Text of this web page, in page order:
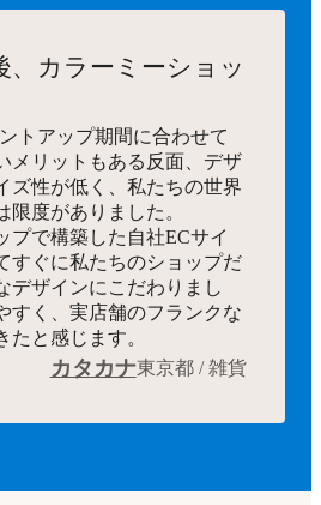
、カラーミーショッ
トアップ期間に合わせて
メリットもある反面、デザ
ズ性が低く、私たちの世界
限度がありました。
プで構築した自社ECサイ
すぐに私たちのショップだ
デザインにこだわりまし
すく、実店舗のフランクな
たと感じます。
カタカナ東京都 / 雑貨